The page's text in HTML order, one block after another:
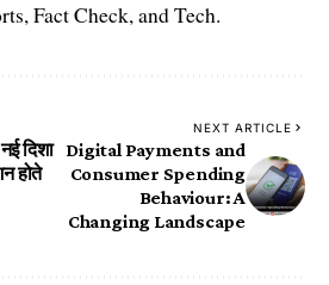
Fact Check, and Tech.
दिशा
होते
NEXT ARTICLE
Digital Payments and
Consumer Spending
Behaviour: A
Changing Landscape